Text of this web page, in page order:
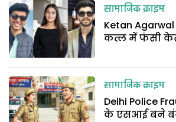
सामाजिक क्राइम
Ketan
कत्ल में फंसी
सामाजिक क्राइम
Delhi Police
के एसआई बने